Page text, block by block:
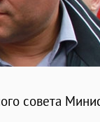
совета